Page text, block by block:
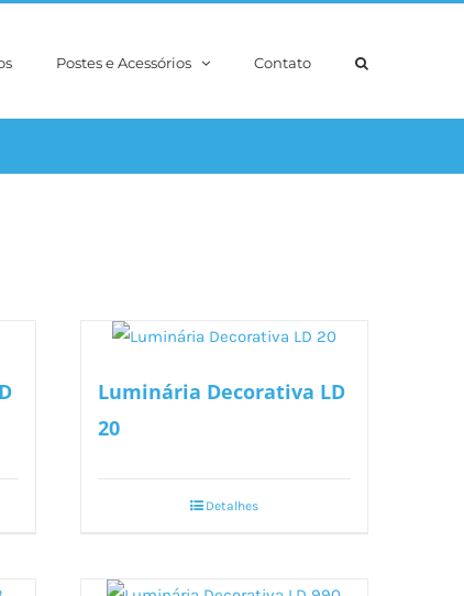
Postes e Acessórios Contato
Luminária Decorativa LD
20
Detalhes